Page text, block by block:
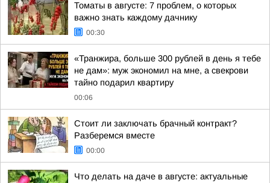
Томаты в августе: 7 проблем, о которых
важно знать каждому дачнику
00:30
«Транжира, больше 300 рублей в день я тебе
не дам»: муж экономил на мне, а свекрови
тайно подарил квартиру
00:06
Стоит ли заключать брачный контракт?
Разберемся вместе
00:00
Что делать на даче в августе: актуальные